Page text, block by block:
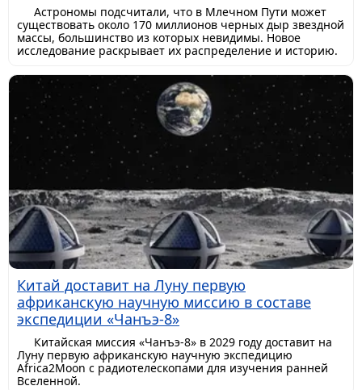
Астрономы подсчитали, что в Млечном Пути может
существовать около 170 миллионов черных дыр звездной
массы, большинство из которых невидимы. Новое
исследование раскрывает их распределение и историю.
Китай доставит на Луну первую
африканскую научную миссию в составе
экспедиции «Чанъэ-8»
Китайская миссия «Чанъэ-8» в 2029 году доставит на
Луну первую африканскую научную экспедицию
Africa2Moon с радиотелескопами для изучения ранней
Вселенной.